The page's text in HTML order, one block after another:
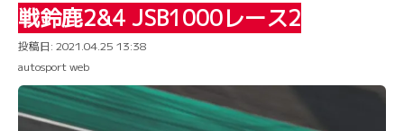
戦鈴鹿2&4 JSB1000レース2
投稿日: 2021.04.25 13:38
autosport web